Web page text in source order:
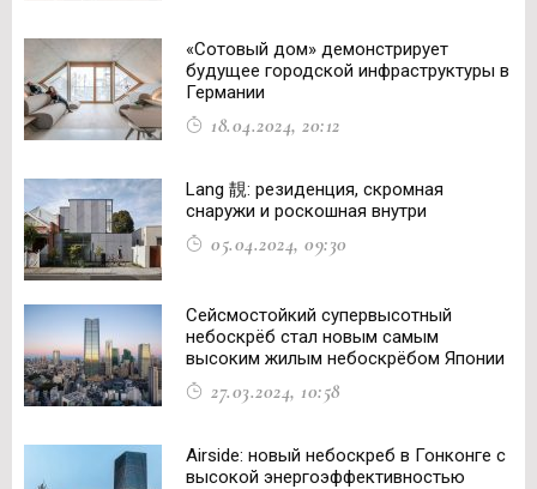
«Сотовый дом» демонстрирует
будущее городской инфраструктуры в
Германии
18.04.2024, 20:12
Lang 靚: резиденция, скромная
снаружи и роскошная внутри
05.04.2024, 09:30
Сейсмостойкий супервысотный
небоскрёб стал новым самым
высоким жилым небоскрёбом Японии
27.03.2024, 10:58
Airside: новый небоскреб в Гонконге с
высокой энергоэффективностью